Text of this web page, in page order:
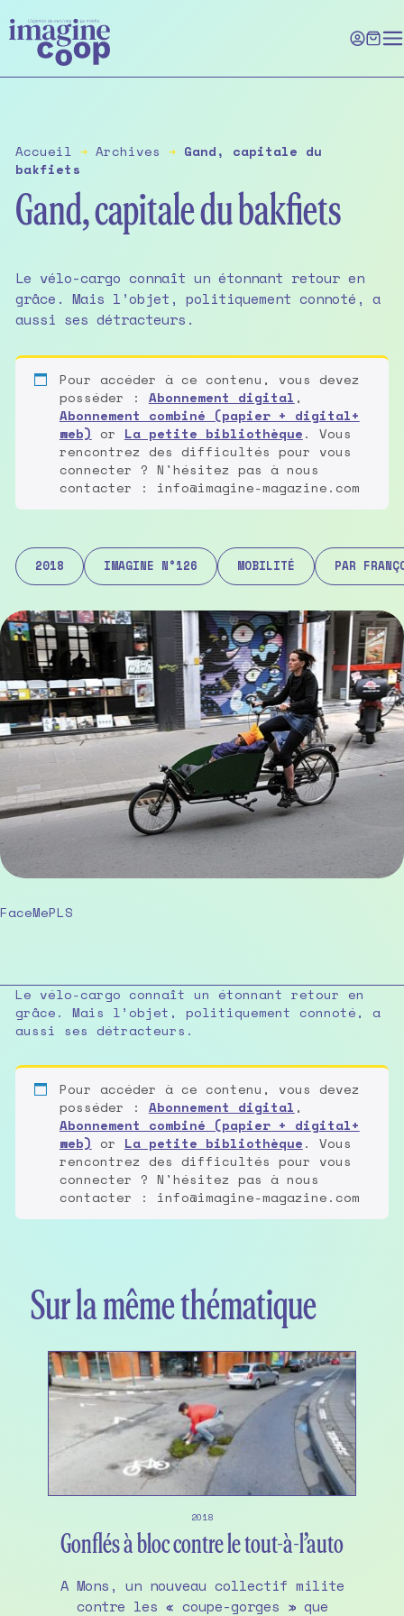
to
the
content
Accueil ➔ Archives ➔ Gand, capitale du
bakfiets
Gand, capitale du bakfiets
Le vélo-cargo connaît un étonnant retour en
grâce. Mais l’objet, politiquement connoté, a
aussi ses détracteurs.
Pour accéder à ce contenu, vous devez
posséder : Abonnement digital ,
Abonnement combiné (papier + digital+
web) or La petite bibliothèque. Vous
rencontrez des difficultés pour vous
connecter ? N'hésitez pas à nous
contacter : info@imagine-magazine.com
2018 IMAGINE N°126 MOBILITÉ PAR
FaceMePLS
Le vélo-cargo connaît un étonnant retour en
grâce. Mais l’objet, politiquement connoté, a
aussi ses détracteurs.
Pour accéder à ce contenu, vous devez
posséder : Abonnement digital ,
Abonnement combiné (papier + digital+
web) or La petite bibliothèque. Vous
rencontrez des difficultés pour vous
connecter ? N'hésitez pas à nous
contacter : info@imagine-magazine.com
Sur la même thématique
2018
Gonflés à bloc contre le tout-à-l’auto
A Mons, un nouveau collectif milite
contre les « coupe-gorges » que